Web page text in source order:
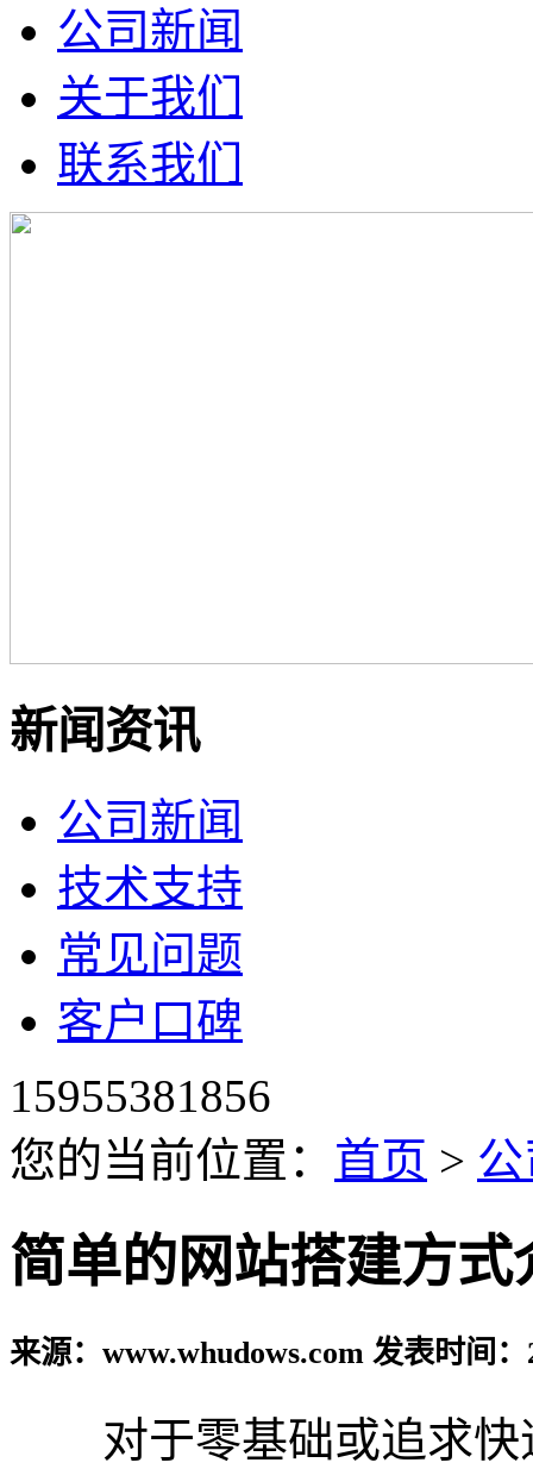
公司新闻
关于我们
联系我们
新闻资讯
公司新闻
技术支持
常见问题
客户口碑
15955381856
您的当前位置： 首页 >
简单的网站搭建方式
来源：www.whudows.com 发表时间：
对于零基础或追求快